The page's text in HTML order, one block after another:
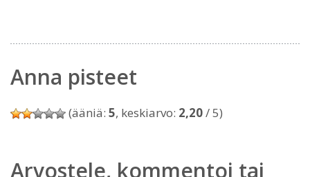
Anna pisteet
(ääniä: 5, keskiarvo: 2,20/ 5)
Arvostele, kommentoi tai